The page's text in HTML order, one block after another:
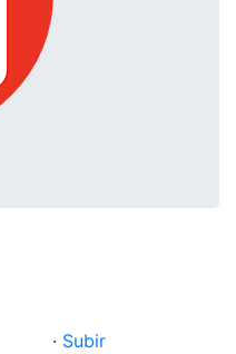
· Subir